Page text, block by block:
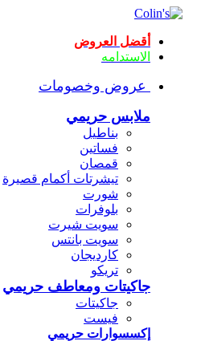
أقضل العروض
الاستدامه
عروض وخصومات
ملابس حريمي
بناطيل
فساتين
قمصان
تيشرتات أكمام قصيرة
شورت
بلوفرات
سويت شيرت
سويت بانتس
كارديجان
تريكو
جاكيتات ومعاطف حريمي
جاكيتات
فيست
إكسسوارات حريمي